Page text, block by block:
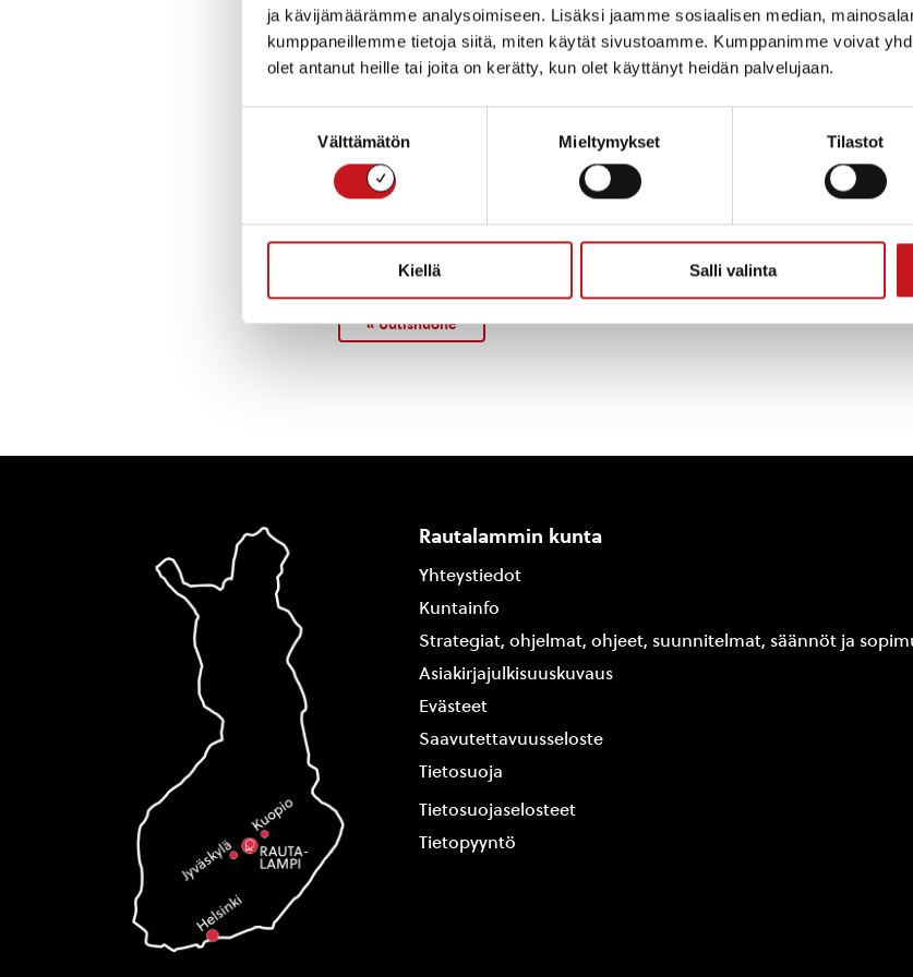
ja kävijämäärämme analysoimiseen. Lisäksi jaamme sosiaalisen median,
kumppaneillemme tietoja siitä, miten käytät sivustoamme. Kumppanimme voivat
olet antanut heille tai joita on kerätty, kun olet käyttänyt heidän palvelujaan.
Välttämätön Mieltymykset Tilastot
Kiellä Salli valinta
tilaisuuteen osallistuville asiantuntijoille. Kysymyksiä voi
kunnanviraston neuvontaan Teija Oksaselle (
Rautalammin kunta, Kuopiontie 11, 77700 Rautalampi.
Iltaa voi seurata myös striimattuna Rautalammin kunnan
ajantasaisena tai nauhoitettuna kahden viikon ajan tilaisuuden
Tervetuloa mukaan!
« Uutishuone
Rautalammin kunta
Yhteystiedot
Kuntainfo
Strategiat, ohjelmat, ohjeet, suunnitelmat, säännöt ja
Asiakirjajulkisuuskuvaus
Evästeet
Saavutettavuusseloste
Tietosuoja
Tietosuojaselosteet
Tietopyyntö